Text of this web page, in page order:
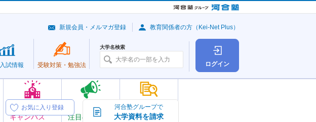
ログイン
オープン
キャンパス
注目の大学
大学の今
トピック＆
入試情報 受験対策・ 勉強法
大学名検索
新規会員・メルマガ登録 教育関係者の方（Kei-Net Plus）
お気に入り登録 河合塾グループで
大学資料を請求